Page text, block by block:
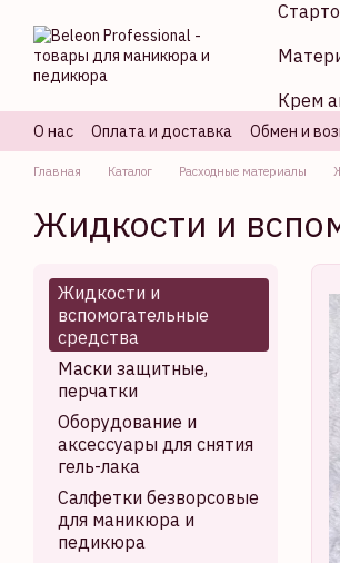
Крем
О нас Оплата и доставка Обмен и
Главная Каталог Расходные материалы
Жидкости и
Жидкости и
вспомогательные
средства
Маски защитные,
перчатки
Оборудование и
аксессуары для снятия
гель-лака
Салфетки безворсовые
для маникюра и
педикюра